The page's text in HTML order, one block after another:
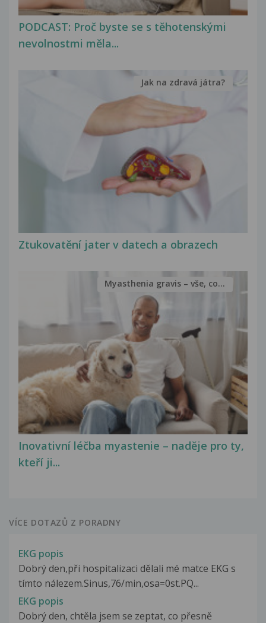
PODCAST: Proč byste se s těhotenskými
nevolnostmi měla...
Ztukovatění jater v datech a obrazech
Jak na zdravá játra?
Inovativní léčba myastenie – naděje pro ty,
kteří ji...
Myasthenia gravis – vše, co...
VÍCE DOTAZŮ Z PORADNY
EKG popis
Dobrý den,při hospitalizaci dělali mé matce EKG s
tímto nálezem.Sinus,76/min,osa=0st.PQ...
EKG popis
Dobrý den, chtěla jsem se zeptat, co přesně